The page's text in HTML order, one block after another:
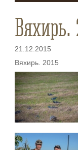
Вяхирь.
21.12.2015
Вяхирь. 2015